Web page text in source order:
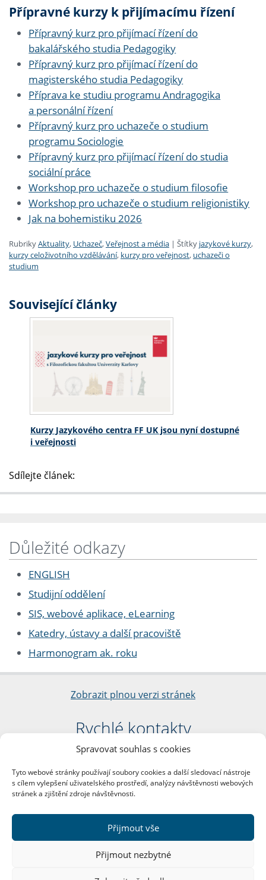
Spravovat souhlas s cookies
Tyto webové stránky používají soubory cookies a další sledovací nástroje
s cílem vylepšení uživatelského prostředí, analýzy návštěvnosti webových
stránek a zjištění zdroje návštěvnosti.
Přijmout vše
Přijmout nezbytné
Přípravné kurzy k přijímacímu řízení
Přípravný kurz pro přijímací řízení do
bakalářského studia Pedagogiky
Přípravný kurz pro přijímací řízení do
magisterského studia Pedagogiky
Příprava ke studiu programu Andragogika
a personální řízení
Přípravný kurz pro uchazeče o studium
programu Sociologie
Přípravný kurz pro přijímací řízení do studia
sociální práce
Workshop pro uchazeče o studium filosofie
Workshop pro uchazeče o studium religionistiky
Jak na bohemistiku 2026
RubrikyAktuality, Uchazeč,Veřejnost a média | Štítky jazykové kurzy,
kurzy celoživotního vzdělávání, kurzy pro veřejnost, uchazeči o
studium
Související články
Kurzy Jazykového centra FF UK jsou nyní dostupné
i veřejnosti
Sdílejte článek:
Důležité odkazy
ENGLISH
Studijní oddělení
SIS, webové aplikace, eLearning
Katedry, ústavy a další pracoviště
Harmonogram ak. roku
Zobrazit plnou verzi stránek
Rychlé kontakty
Filozofická fakulta
nám. Jana Palacha 1/2
116 38 Praha 1
DIČ: CZ00216208
Další kontakty